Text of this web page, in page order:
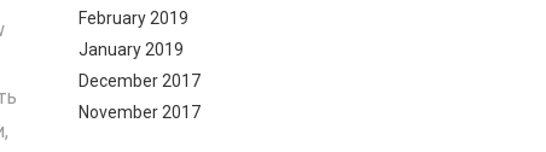
February 2019
January 2019
December 2017
November 2017